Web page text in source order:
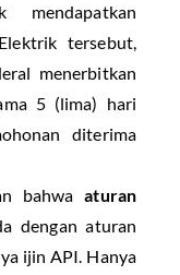
mendapatkan
tersebut,
menerbitkan
5 (lima) hari
diterima
bahwaaturan
dengan aturan
ijin API. Hanya